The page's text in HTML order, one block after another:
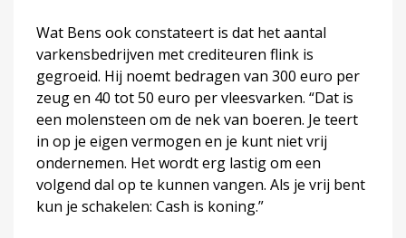
Wat Bens ook constateert is dat het aantal
varkensbedrijven met crediteuren flink is
gegroeid. Hij noemt bedragen van 300 euro per
zeug en 40 tot 50 euro per vleesvarken. “Dat is
een molensteen om de nek van boeren. Je teert
in op je eigen vermogen en je kunt niet vrij
ondernemen. Het wordt erg lastig om een
volgend dal op te kunnen vangen. Als je vrij bent
kun je schakelen: Cash is koning.”